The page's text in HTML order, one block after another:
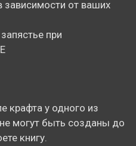
зависимости от ваших
при
крафта у одного из
могут быть созданы до
книгу.